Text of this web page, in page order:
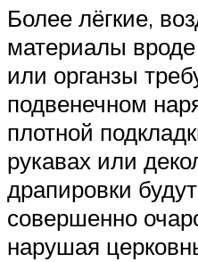
Более лёгкие,
материалы
или органзы
подвенечном
плотной
рукавах или
драпировки
совершенно
нарушая